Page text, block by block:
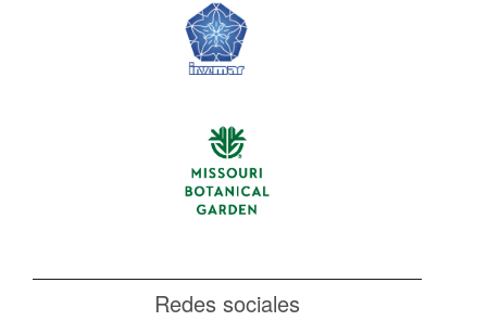
Redes sociales